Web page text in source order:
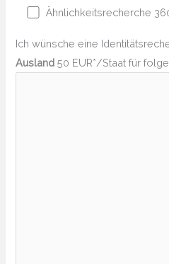
Ähnlichkeitsrecherche
Ich wünsche eine
Ausland 50 EUR*/Staat für